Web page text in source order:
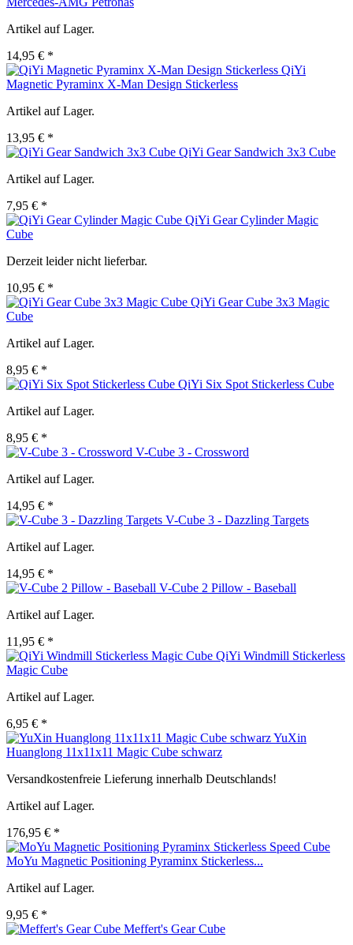
Artikel auf Lager.
14,95 € *
QiYi
Magnetic Pyraminx X-Man Design Stickerless
Artikel auf Lager.
13,95 € *
QiYi Gear Sandwich 3x3 Cube
Artikel auf Lager.
7,95 € *
QiYi Gear Cylinder Magic
Cube
Derzeit leider nicht lieferbar.
10,95 € *
QiYi Gear Cube 3x3 Magic
Cube
Artikel auf Lager.
8,95 € *
QiYi Six Spot Stickerless Cube
Artikel auf Lager.
8,95 € *
V-Cube 3 - Crossword
Artikel auf Lager.
14,95 € *
V-Cube 3 - Dazzling Targets
Artikel auf Lager.
14,95 € *
V-Cube 2 Pillow - Baseball
Artikel auf Lager.
11,95 € *
QiYi Windmill Stickerless
Magic Cube
Artikel auf Lager.
6,95 € *
YuXin
Huanglong 11x11x11 Magic Cube schwarz
Versandkostenfreie Lieferung innerhalb Deutschlands!
Artikel auf Lager.
176,95 € *
MoYu Magnetic Positioning Pyraminx Stickerless...
Artikel auf Lager.
9,95 € *
Meffert's Gear Cube